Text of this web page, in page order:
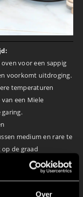
Over
voor een sappig
voorkomt uitdroging.
temperaturen
een Miele
medium en rare te
de graad
Groenten gestoomd in